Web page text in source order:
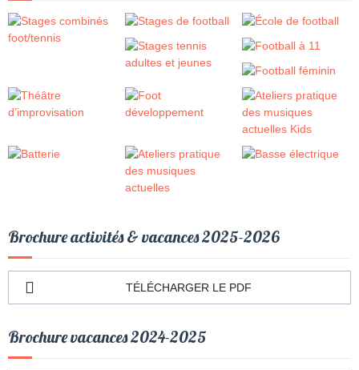
Brochure activités & vacances 2025-2026
TÉLÉCHARGER LE PDF
Brochure vacances 2024-2025